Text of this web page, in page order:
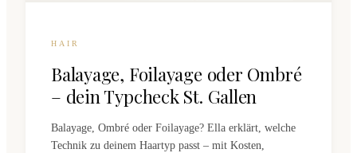
HAIR
Balayage, Foilayage oder Ombré
– dein Typcheck St. Gallen
Balayage, Ombré oder Foilayage? Ella erklärt, welche
Technik zu deinem Haartyp passt – mit Kosten,